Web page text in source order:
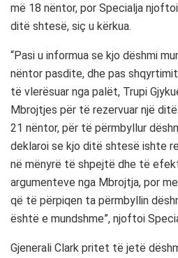
më 18 nëntor, por Specialja
ditë shtesë, siç u kërkua.
“Pasi u informua se kjo dëshmi
nëntor pasdite, dhe pas
të vlerësuar nga palët, Trupi
Mbrojtjes për të rezervuar një
21 nëntor, për të përmbyllur
deklaroi se kjo ditë shtesë ishte
në mënyrë të shpejtë dhe të
argumenteve nga Mbrojtja, por
që të përpiqen ta përmbyllin
është e mundshme”, njoftoi
Gjenerali Clark pritet të jetë